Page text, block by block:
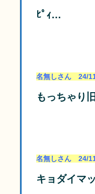
ﾋﾟｨ…
名無しさん 24/
もっちゃり
名無しさん 24/
キョダイマ